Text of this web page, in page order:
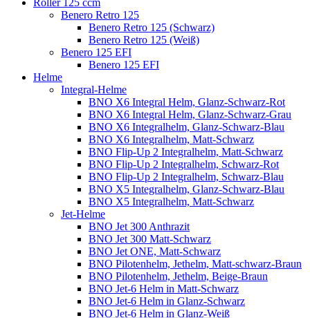
Roller 125 ccm
Benero Retro 125
Benero Retro 125 (Schwarz)
Benero Retro 125 (Weiß)
Benero 125 EFI
Benero 125 EFI
Helme
Integral-Helme
BNO X6 Integral Helm, Glanz-Schwarz-Rot
BNO X6 Integral Helm, Glanz-Schwarz-Grau
BNO X6 Integralhelm, Glanz-Schwarz-Blau
BNO X6 Integralhelm, Matt-Schwarz
BNO Flip-Up 2 Integralhelm, Matt-Schwarz
BNO Flip-Up 2 Integralhelm, Schwarz-Rot
BNO Flip-Up 2 Integralhelm, Schwarz-Blau
BNO X5 Integralhelm, Glanz-Schwarz-Blau
BNO X5 Integralhelm, Matt-Schwarz
Jet-Helme
BNO Jet 300 Anthrazit
BNO Jet 300 Matt-Schwarz
BNO Jet ONE, Matt-Schwarz
BNO Pilotenhelm, Jethelm, Matt-schwarz-Braun
BNO Pilotenhelm, Jethelm, Beige-Braun
BNO Jet-6 Helm in Matt-Schwarz
BNO Jet-6 Helm in Glanz-Schwarz
BNO Jet-6 Helm in Glanz-Weiß